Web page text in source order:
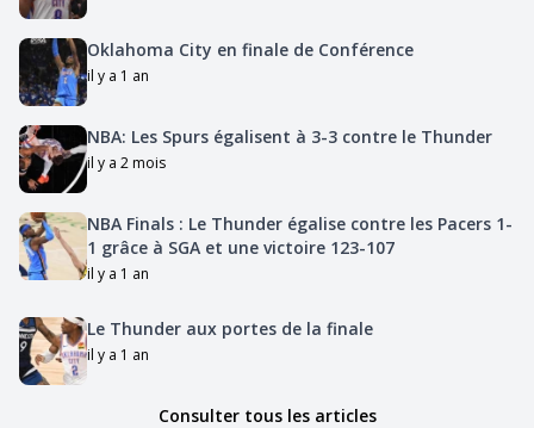
Oklahoma City en finale de Conférence
il y a 1 an
NBA: Les Spurs égalisent à 3-3 contre le Thunder
il y a 2 mois
NBA Finals : Le Thunder égalise contre les Pacers 1-
1 grâce à SGA et une victoire 123-107
il y a 1 an
Le Thunder aux portes de la finale
il y a 1 an
Consulter tous les articles